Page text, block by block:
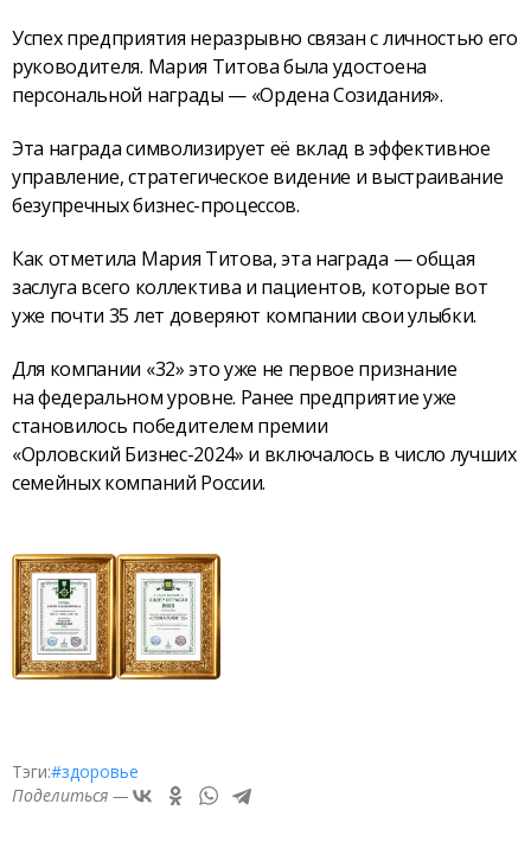
Успех предприятия неразрывно связан с личностью его
руководителя. Мария Титова была удостоена
персональной награды — «Ордена Созидания».
Эта награда символизирует её вклад в эффективное
управление, стратегическое видение и выстраивание
безупречных бизнес-процессов.
Как отметила Мария Титова, эта награда — общая
заслуга всего коллектива и пациентов, которые вот
уже почти 35 лет доверяют компании свои улыбки.
Для компании «32» это уже не первое признание
на федеральном уровне. Ранее предприятие уже
становилось победителем премии
«Орловский Бизнес-2024» и включалось в число лучших
семейных компаний России.
Тэги:#здоровье
Поделиться —